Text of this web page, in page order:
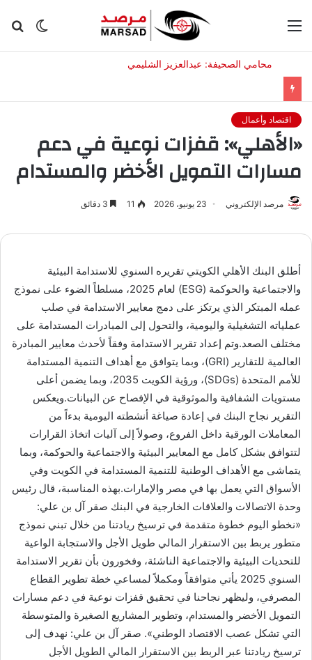
الوضع
اقتصاد وأعمال
«الأهلي»: قفزات نوعية في دعم
مسارات التمويل الأخضر والمستدام
مرصد الإلكتروني 23 يونيو، 2026 11
أطلق البنك الأهلي الكويتي تقريره السنوي للاستدامة البيئية
والاجتماعية والحوكمة (ESG) لعام 2025، مسلطاً الضوء على نموذج
عمله المبتكر الذي يرتكز على دمج معايير الاستدامة في صلب
عملياته التشغيلية واليومية، والتحول إلى المبادرات المستدامة على
مختلف الصعد.وتم إعداد تقرير الاستدامة وفقاً لأحدث معايير المبادرة
العالمية للتقارير (GRI)، وبما يتوافق مع أهداف التنمية المستدامة
للأمم المتحدة (SDGs)، ورؤية الكويت 2035، وبما يضمن أعلى
مستويات الشفافية والموثوقية في الإفصاح عن البيانات.ويعكس
التقرير نجاح البنك في إعادة صياغة أنشطته اليومية بدءاً من
المعاملات الورقية داخل الفروع، وصولاً إلى آليات اتخاذ القرارات
لتتوافق بشكل كامل مع المعايير البيئية والاجتماعية والحوكمة، وبما
يتماشى مع الأهداف الوطنية للتنمية المستدامة في الكويت وفي
الأسواق التي يعمل بها في مصر والإمارات.بهذه المناسبة، قال رئيس
وحدة الاتصالات والعلاقات الخارجية في البنك صقر آل بن علي:
«نخطو اليوم خطوة متقدمة في ترسيخ ريادتنا من خلال تبني نموذج
متطور يربط بين الاستقرار المالي طويل الأجل والاستجابة الواعية
للتحديات البيئية والاجتماعية الناشئة، وفخورون بأن تقرير الاستدامة
السنوي 2025 يأتي متوافقاً ومكملاً لمساعي خطة تطوير القطاع
المصرفي، وليظهر نجاحنا في تحقيق قفزات نوعية في دعم مسارات
التمويل الأخضر والمستدام، وتطوير المشاريع الصغيرة والمتوسطة
التي تشكل عصب الاقتصاد الوطني». صقر آل بن علي: نهدف إلى
ترسيخ ريادتنا عبر الربط بين الاستقرار المالي الطويل الأجل